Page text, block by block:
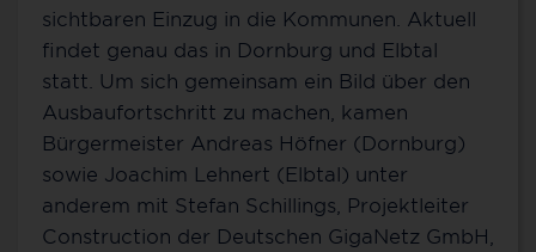
sichtbaren Einzug in die Kommunen. Aktuell
findet genau das in Dornburg und Elbtal
statt. Um sich gemeinsam ein Bild über den
Ausbaufortschritt zu machen, kamen
Bürgermeister Andreas Höfner (Dornburg)
sowie Joachim Lehnert (Elbtal) unter
anderem mit Stefan Schillings, Projektleiter
Construction der Deutschen GigaNetz GmbH,